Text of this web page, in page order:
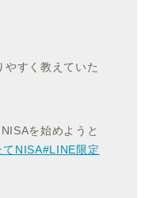
やすく教えていた
を始めようと
てNISA#LINE限定